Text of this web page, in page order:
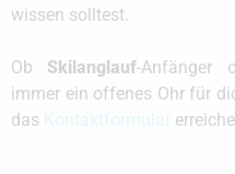
wissen solltest.
Ob Skilanglauf-Anfänger
immer ein offenes Ohr für
das